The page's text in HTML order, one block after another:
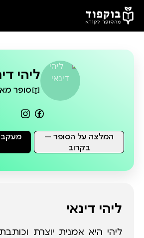
דלג לתוכן הראשי
ליהי
סופר
מעקב
המלצה על הסופר —
בקרוב
ליהי דינאי
ליהי היא אמנית יוצרת